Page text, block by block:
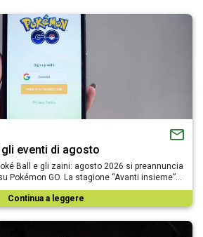
eventi di agosto
Ball e gli zaini: agosto 2026 si preannuncia
Pokémon GO. La stagione “Avanti insieme”…
Continua a leggere